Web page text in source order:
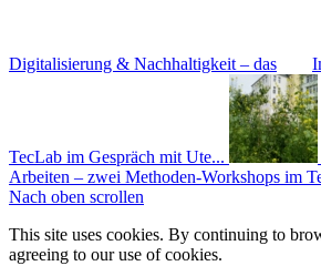
Digitalisierung & Nachhaltigkeit – das
TecLab im Gespräch mit Ute...
Arbeiten – zwei Methoden-Workshops im
Nach oben scrollen
This site uses cookies. By continuing to
agreeing to our use of cookies.